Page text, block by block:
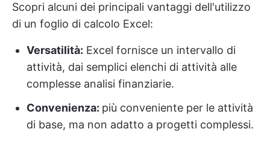
Scopri alcuni dei principali vantaggi dell'utilizzo
di un foglio di calcolo Excel:
Versatilità: Excel fornisce un intervallo di
attività, dai semplici elenchi di attività alle
complesse analisi finanziarie.
Convenienza: più conveniente per le attività
di base, ma non adatto a progetti complessi.